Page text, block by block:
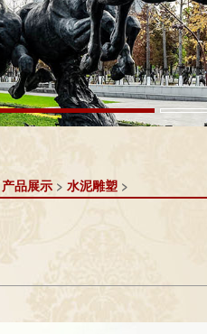
产品展示 >水泥雕塑 >